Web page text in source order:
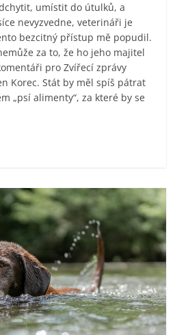
umístit do útulků, a
nevyzvedne, veterináři je
bezcitný přístup mě popudil.
za to, že ho jeho majitel
pro Zvířecí zprávy
Korec. Stát by měl spíš pátrat
„psí alimenty“, za které by se